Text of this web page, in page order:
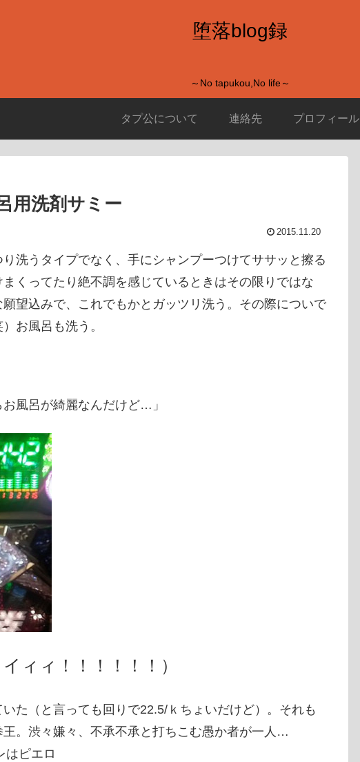
堕落blog録
～No tapukou,No life～
タプ公について 連絡先 プロフィール
洗剤サミー
2015.11.20
洗うタイプでなく、手にシャンプーつけてササッと擦る
くってたり絶不調を感じているときはその限りではな
望込みで、これでもかとガッツリ洗う。その際についで
お風呂も洗う。
風呂が綺麗なんだけど…」
ィィ！！！！！！）
た（と言っても回りで22.5/ｋちょいだけど）。それも
王。渋々嫌々、不承不承と打ちこむ愚か者が一人…
はピエロ